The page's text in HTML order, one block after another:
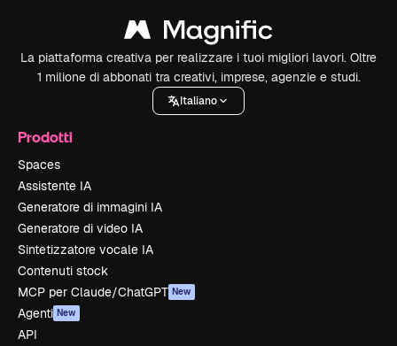
La piattaforma creativa per realizzare i tuoi migliori lavori. Oltre
1 milione di abbonati tra creativi, imprese, agenzie e studi.
Italiano
Prodotti
Spaces
Assistente IA
Generatore di immagini IA
Generatore di video IA
Sintetizzatore vocale IA
Contenuti stock
MCP per Claude/ChatGPT New
Agenti New
API